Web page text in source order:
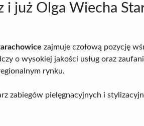
i już Olga Wiecha
zajmuje czołową pozycję
o wysokiej jakości usług oraz
rynku.
zabiegów pielęgnacyjnych i